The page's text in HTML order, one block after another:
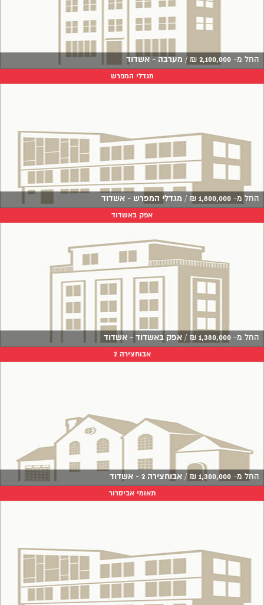
החל מ- 2,100,000
₪
/ מערבה - אשדוד
מגדלי המפרש
החל מ- 1,800,000
₪
/ מגדלי המפרש - אשדוד
אפק באשדוד
החל מ- 1,380,000
₪
/ אפק באשדוד - אשדוד
אבוחצירה 2
החל מ- 1,300,000
₪
/ אבוחצירה 2 - אשדוד
תאומי אביסרור